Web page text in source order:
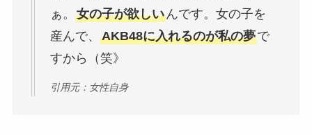
ぁ。 女の子が欲しいんです。女の子を
産んで、 AKB48に入れるのが私の夢で
すから（笑》
引用元：女性自身